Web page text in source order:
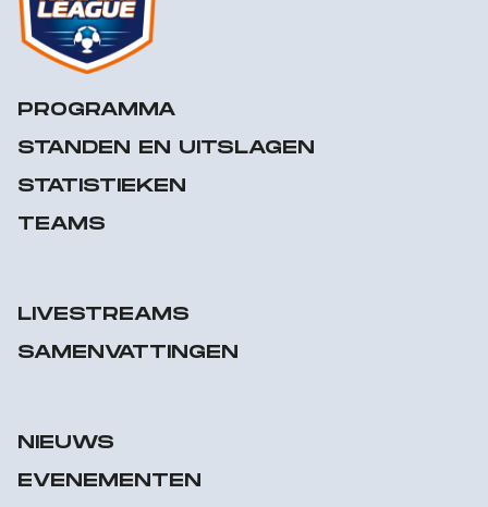
PROGRAMMA
STANDEN EN UITSLAGEN
STATISTIEKEN
TEAMS
LIVESTREAMS
SAMENVATTINGEN
NIEUWS
EVENEMENTEN